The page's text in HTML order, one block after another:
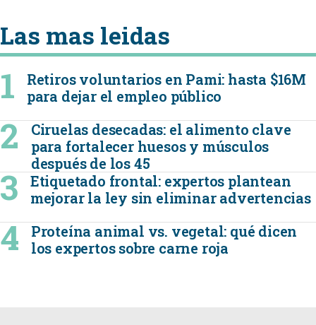
Las mas leidas
Retiros voluntarios en Pami: hasta $16M
para dejar el empleo público
Ciruelas desecadas: el alimento clave
para fortalecer huesos y músculos
después de los 45
Etiquetado frontal: expertos plantean
mejorar la ley sin eliminar advertencias
Proteína animal vs. vegetal: qué dicen
los expertos sobre carne roja